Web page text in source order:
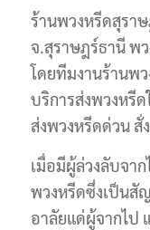
ร้านพวงหรีดสุรา
จ.สุราษฎร์ธานี พ
โดยทีมงานร้านพ
บริการส่งพวงหรี
ส่งพวงหรีดด่วน สั่
เมื่อมีผู้ล่วงลับจา
พวงหรีดซึ่งเป็นสั
อาลัยแด่ผู้จากไป